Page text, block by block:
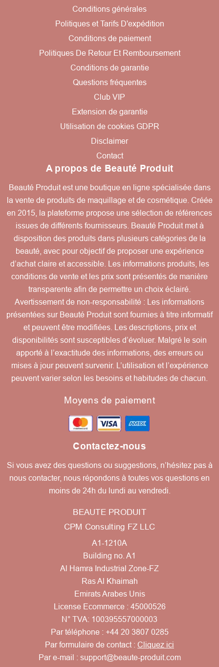
Conditions générales
Politiques et Tarifs D'expédition
Conditions de paiement
Politiques De Retour Et Remboursement
Conditions de garantie
Questions fréquentes
Club VIP
Extension de garantie
Utilisation de cookies GDPR
Disclaimer
Contact
A propos de Beauté Produit
Beauté Produit est une boutique en ligne spécialisée dans
la vente de produits de maquillage et de cosmétique. Créée
en 2015, la plateforme propose une sélection de références
issues de différents fournisseurs. Beauté Produit met à
disposition des produits dans plusieurs catégories de la
beauté, avec pour objectif de proposer une expérience
d’achat claire et accessible. Les informations produits, les
conditions de vente et les prix sont présentés de manière
transparente afin de permettre un choix éclairé.
Avertissement de non-responsabilité : Les informations
présentées sur Beauté Produit sont fournies à titre informatif
et peuvent être modifiées. Les descriptions, prix et
disponibilités sont susceptibles d’évoluer. Malgré le soin
apporté à l’exactitude des informations, des erreurs ou
mises à jour peuvent survenir. L’utilisation et l’expérience
peuvent varier selon les besoins et habitudes de chacun.
Moyens de paiement
Contactez-nous
Si vous avez des questions ou suggestions, n’hésitez pas à
nous contacter, nous répondons à toutes vos questions en
moins de 24h du lundi au vendredi.
BEAUTE PRODUIT
CPM Consulting FZ LLC
A1-1210A
Building no. A1
Al Hamra Industrial Zone-FZ
Ras Al Khaimah
Emirats Arabes Unis
License Ecommerce : 45000526
N° TVA: 100395557000003
Par téléphone : +44 20 3807 0285
Par formulaire de contact : Cliquez ici
Par e-mail : support@beaute-produit.com